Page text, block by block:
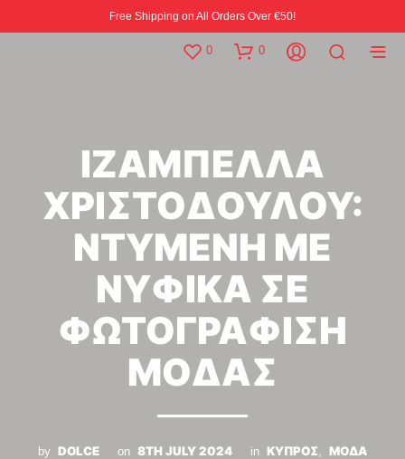
Free Shipping on All Orders Over €50!
0 0
ΙΖΑΜΠΕΛΛΑ
ΧΡΙΣΤΟΔΟΥΛΟΥ:
ΝΤΥΜΕΝΗ ΜΕ
ΝΥΦΙΚΑ ΣΕ
ΦΩΤΟΓΡΑΦΙΣΗ
ΜΟΔΑΣ
by DOLCE on 8TH JULY 2024 in ΚΥΠΡΟΣ, ΜΟΔΑ